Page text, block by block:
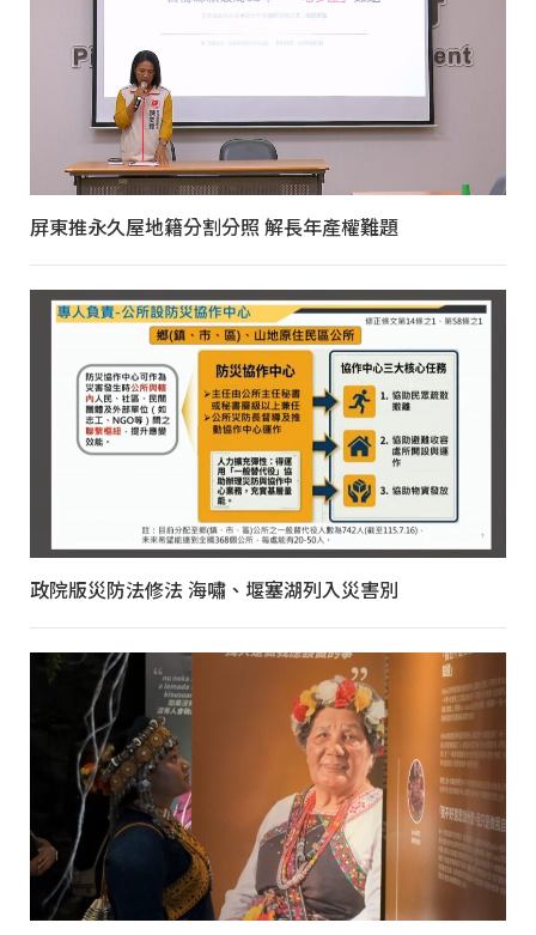
屏東推永久屋地籍分割分照 解長年產權難題
政院版災防法修法 海嘯、堰塞湖列入災害別